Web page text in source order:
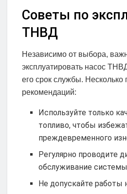
Советы по
ТНВД
Независимо от выбора,
эксплуатировать насос
его срок службы. Несколько
рекомендаций:
Используйте только
топливо, чтобы
преждевременного
Регулярно проводите
обслуживание
Не допускайте работы